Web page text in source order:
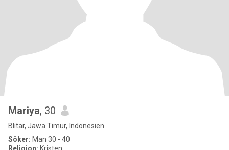
Mariya, 30
Blitar, Jawa Timur, Indonesien
Söker: Man 30 - 40